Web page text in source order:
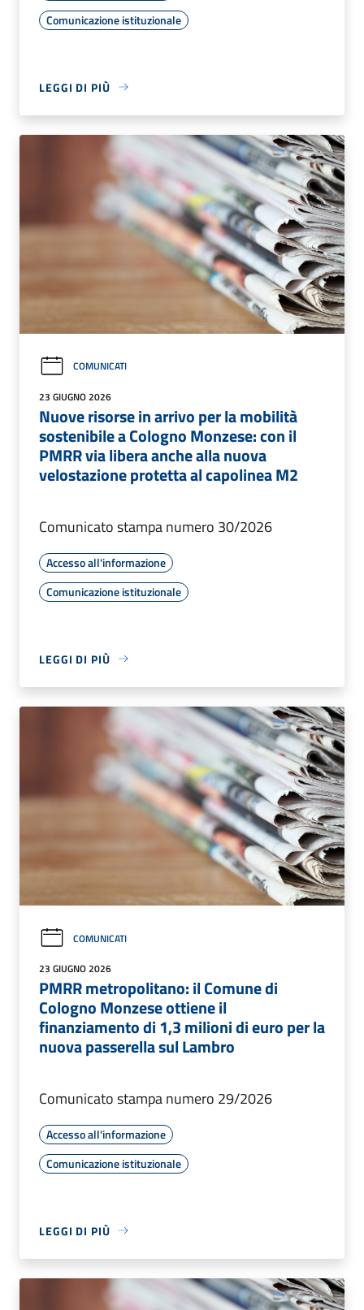
Comunicazione istituzionale
LEGGI DI PIÙ
COMUNICATI
23 GIUGNO 2026
Nuove risorse in arrivo per la mobilità
sostenibile a Cologno Monzese: con il
PMRR via libera anche alla nuova
velostazione protetta al capolinea M2
Comunicato stampa numero 30/2026
Accesso all'informazione
Comunicazione istituzionale
LEGGI DI PIÙ
COMUNICATI
23 GIUGNO 2026
PMRR metropolitano: il Comune di
Cologno Monzese ottiene il
finanziamento di 1,3 milioni di euro per la
nuova passerella sul Lambro
Comunicato stampa numero 29/2026
Accesso all'informazione
Comunicazione istituzionale
LEGGI DI PIÙ